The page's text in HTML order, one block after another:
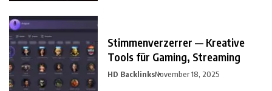
Stimmenverzerrer — Kreative
Tools für Gaming, Streaming
HD BacklinksNovember 18, 2025